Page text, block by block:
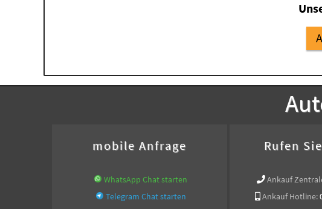
mobile Anfrage
WhatsApp Chat starten
Telegram Chat starten
Rufen
Ankauf
Ankauf Hotline: